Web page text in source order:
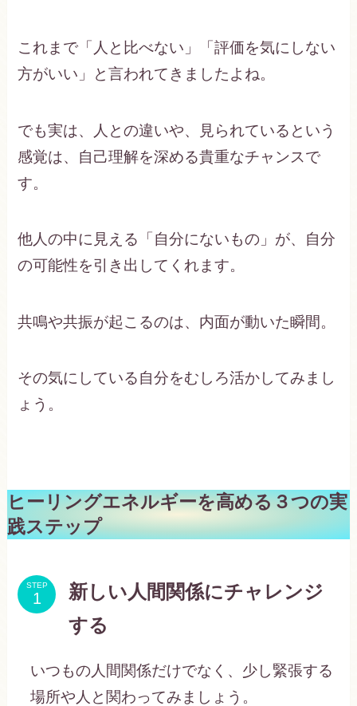
これまで「人と比べない」「評価を気にしない
方がいい」と言われてきましたよね。
でも実は、人との違いや、見られているという
感覚は、自己理解を深める貴重なチャンスで
す。
他人の中に見える「自分にないもの」が、自分
の可能性を引き出してくれます。
共鳴や共振が起こるのは、内面が動いた瞬間。
その気にしている自分をむしろ活かしてみまし
ょう。
ヒーリングエネルギーを高める３つの実
践ステップ
STEP
新しい人間関係にチャレンジ
する
いつもの人間関係だけでなく、少し緊張する
場所や人と関わってみましょう。